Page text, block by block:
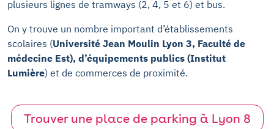
plusieurs lignes de tramways (2, 4, 5 et 6) et bus.
On y trouve un nombre important d’établissements
scolaires (Université Jean Moulin Lyon 3, Faculté de
médecine Est), d’équipements publics (Institut
Lumière) et de commerces de proximité.
Trouver une place de parking à Lyon 8